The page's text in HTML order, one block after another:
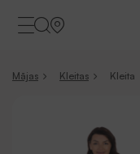
Mājas Kleitas Kleita